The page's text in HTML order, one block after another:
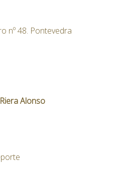
nº 48. Pontevedra
Alonso